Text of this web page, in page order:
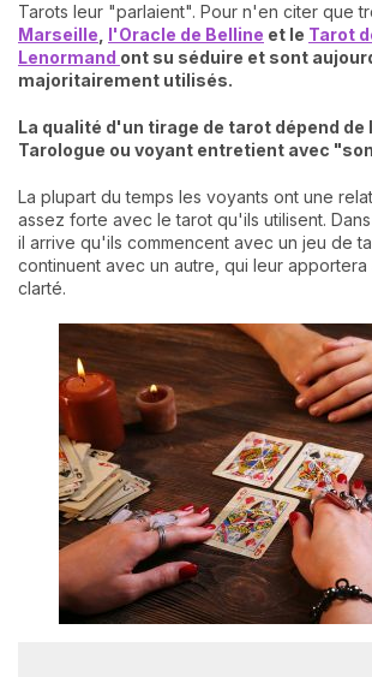
Tarots leur "parlaient". Pour n'en citer que
Marseille l'Oracle de Belline et le Tarot
Lenormand ont su séduire et sont
majoritairement utilisés.
La qualité d'un tirage de tarot dépend de
Tarologue ou voyant entretient avec
La plupart du temps les voyants ont une
assez forte avec le tarot qu'ils utilisent.
il arrive qu'ils commencent avec un jeu de
continuent avec un autre, qui leur apportera
clarté.